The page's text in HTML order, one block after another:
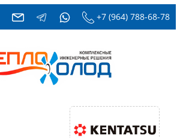
+7 (964) 788-68-78